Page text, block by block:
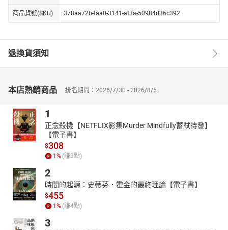
商品貨號(SKU) 378aa72b-faa0-3141-af3a-50984d36c392
退換貨須知
本店熱銷商品 排名期間：2026/7/30 - 2026/8/5
1
正念殺機【NETFLIX影集Murder Mindfully蓄弒待發】
【電子書】
$308
1% (賺3點)
2
時間的起源：史蒂芬．霍金的最終理論【電子書】
$455
1% (賺4點)
3